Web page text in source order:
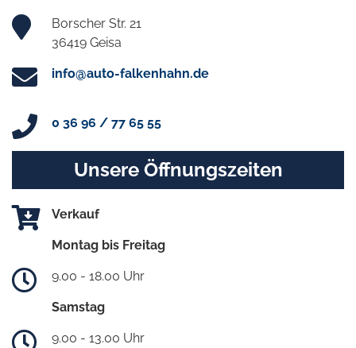
Borscher Str. 21
36419 Geisa
info@auto-falkenhahn.de
0 36 96 / 77 65 55
Unsere Öffnungszeiten
Verkauf
Montag bis Freitag
9.00 - 18.00 Uhr
Samstag
9.00 - 13.00 Uhr